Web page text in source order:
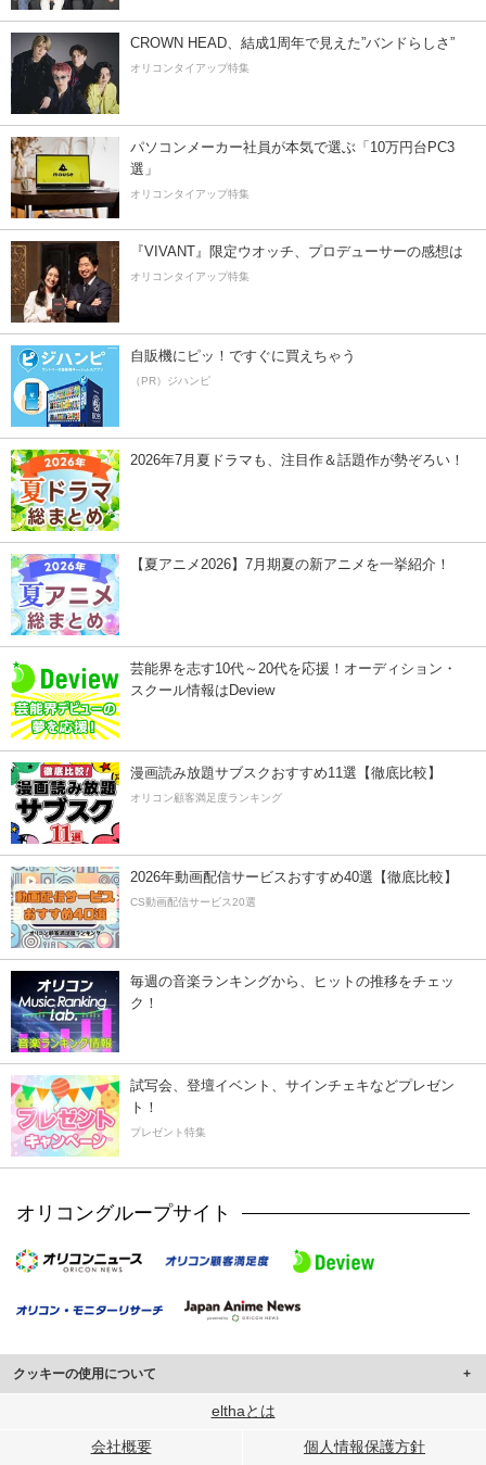
CROWN HEAD、結成1周年で見えた”バンドらしさ”
オリコンタイアップ特集
パソコンメーカー社員が本気で選ぶ「10万円台PC3
選」
オリコンタイアップ特集
『VIVANT』限定ウオッチ、プロデューサーの感想は
オリコンタイアップ特集
自販機にピッ！ですぐに買えちゃう
（PR）ジハンピ
2026年7月夏ドラマも、注目作＆話題作が勢ぞろい！
【夏アニメ2026】7月期夏の新アニメを一挙紹介！
芸能界を志す10代～20代を応援！オーディション・
スクール情報はDeview
漫画読み放題サブスクおすすめ11選【徹底比較】
オリコン顧客満足度ランキング
2026年動画配信サービスおすすめ40選【徹底比較】
CS動画配信サービス20選
毎週の音楽ランキングから、ヒットの推移をチェッ
ク！
試写会、登壇イベント、サインチェキなどプレゼン
ト！
プレゼント特集
オリコングループサイト
クッキーの使用について
このサイトでは Cookie を使用して、ユーザーに合わせたコンテンツや広告の
行っています。
elthaとは
会社概要 個人情報保護方針